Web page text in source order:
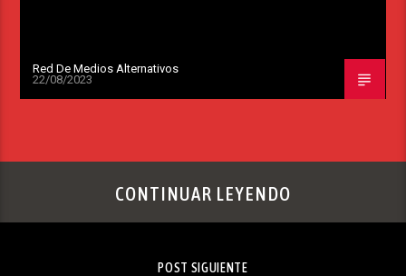
Red De Medios Alternativos
22/08/2023
CONTINUAR LEYENDO
POST SIGUIENTE